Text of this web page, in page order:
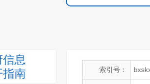
息
指南
索引号：